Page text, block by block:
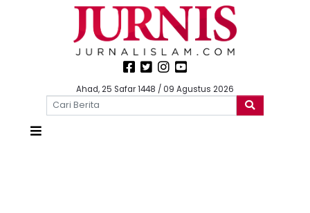
Ahad, 25 Safar 1448 / 09 Agustus 2026